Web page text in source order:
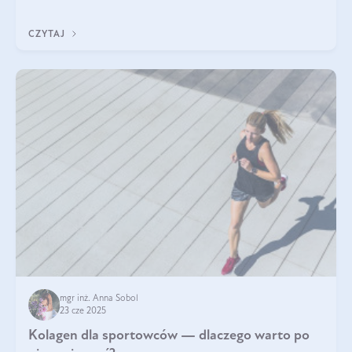
CZYTAJ
mgr inż. Anna Sobol
23 cze 2025
Kolagen dla sportowców — dlaczego warto po